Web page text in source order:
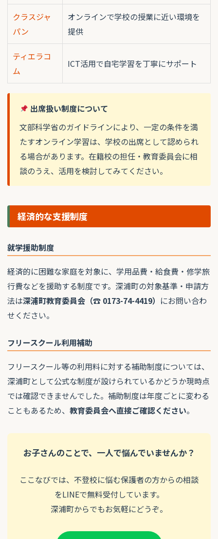
クラスジャ
パン
オンラインで学校の授業に近い環境を
提供
ティエラコ
ム
ICT活用で自宅学習を丁寧にサポート
出席扱い制度について
文部科学省のガイドラインにより、一定の条件を満
たすオンライン学習は、学校の出席として認められ
る場合があります。在籍校の担任・教育委員会に相
談のうえ、活用を検討してみてください。
経済的な支援制度
就学援助制度
経済的に困難な家庭を対象に、学用品費・給食費・修学旅
行費などを援助する制度です。深浦町の対象基準・申請方
法は深浦町教育委員会（☎ 0173-74-4419） にお問い合わ
せください。
フリースクール利用補助
フリースクール等の利用料に対する補助制度については、
深浦町として公式な制度が設けられているかどうか現時点
では確認できませんでした。補助制度は年度ごとに変わる
こともあるため、 教育委員会へ直接ご確認ください。
お子さんのことで、一人で悩んでいませんか？
ここなびでは、不登校に悩む保護者の方からの相談
をLINEで無料受付しています。
深浦町からでもお気軽にどうぞ。